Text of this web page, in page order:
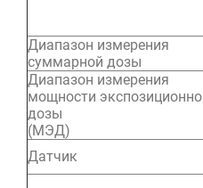
Диапазон измерения
суммарной дозы
Диапазон измерения
мощности
дозы
(МЭД)
Датчик